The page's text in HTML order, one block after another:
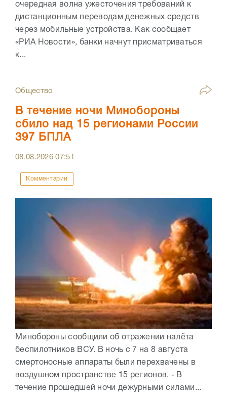
очередная волна ужесточения требований к
дистанционным переводам денежных средств
через мобильные устройства. Как сообщает
«РИА Новости», банки начнут присматриваться
к...
Общество
В течение ночи Минобороны
сбило над 15 регионами России
397 БПЛА
08.08.202607:51
Комментарии
Минобороны сообщили об отражении налёта
беспилотников ВСУ. В ночь с 7 на 8 августа
смертоносные аппараты были перехвачены в
воздушном пространстве 15 регионов. - В
течение прошедшей ночи дежурными силами...